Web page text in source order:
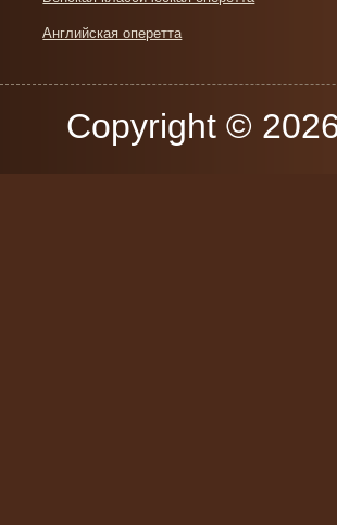
Английская оперетта
Copyright ©